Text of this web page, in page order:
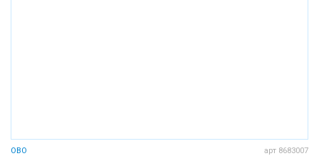
OBO арт 8683007